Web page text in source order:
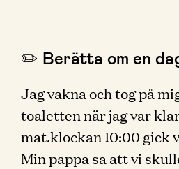
✏️ Berätta om en
Jag vakna och tog på
toaletten när jag var
mat.klockan 10:00 gick
Min pappa sa att vi